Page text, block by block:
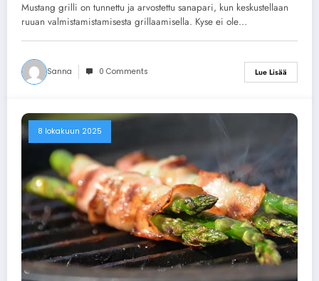
Mustang grilli on tunnettu ja arvostettu sanapari, kun keskustellaan
ruuan valmistamistamisesta grillaamisella. Kyse ei ole…
Sanna 0 Comments Lue Lisää
8 lokakuun 2025